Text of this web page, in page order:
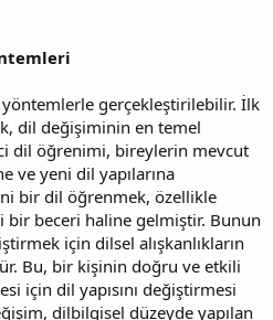
gerçekleştirilebilir. İlk
dil değişiminin en temel
dil öğrenimi, bireylerin mevcut
ve yeni dil yapılarına
bir dil öğrenmek, özellikle
beceri haline gelmiştir. Bunun
için dilsel alışkanlıkların
Bu, bir kişinin doğru ve etkili
için dil yapısını değiştirmesi
dilbilgisel düzeyde yapılan